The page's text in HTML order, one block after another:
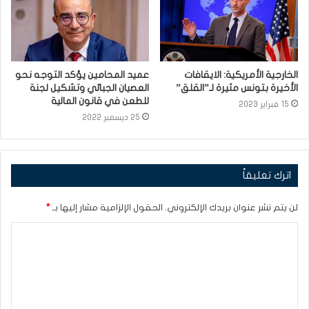
الخارجية الأمريكية: الايقافات
الأخيرة بتونس مثيرة لـ”القلق”
15 فبراير 2023
عميد المحامين يؤكد التوجه نحو
العصيان الجبائي وتشكيل لجنة
للطعن في قانون المالية
25 ديسمبر 2022
اترك تعليقاً
لن يتم نشر عنوان بريدك الإلكتروني. الحقول الإلزامية مشار إليها بـ *